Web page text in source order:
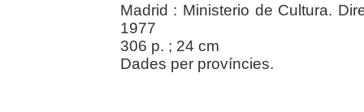
Madrid : Ministerio de Cultura.
1977
306 p. ; 24 cm
Dades per províncies.